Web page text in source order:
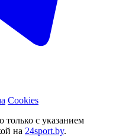
Cookies
только с указанием
на 24sport.by.